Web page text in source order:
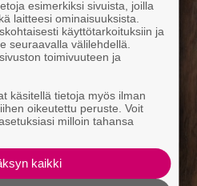
esimerkiksi sivuista, joilla
laitteesi ominaisuuksista.
käyttötarkoituksiin ja
seuraavalla välilehdellä.
toimivuuteen ja
käsitellä tietoja myös ilman
oikeutettu peruste. Voit
milloin tahansa
kaikki